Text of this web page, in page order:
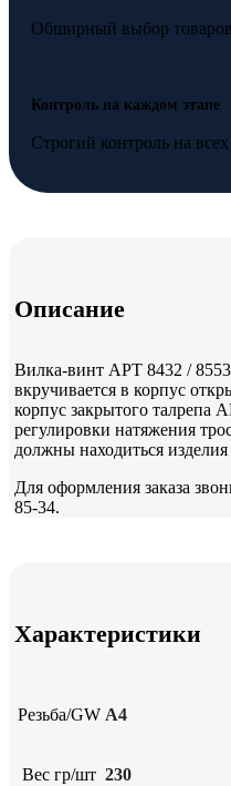
Обширный выбор
Контроль на каждом этапе
Строгий контроль на всех
Описание
Вилка-винт АРТ 8432 /
вкручивается в корпус
корпус закрытого талрепа
регулировки натяжения
должны находиться
Для оформления заказа
85-34.
Характеристики
Резьба/GW А4
Вес гр/шт 230